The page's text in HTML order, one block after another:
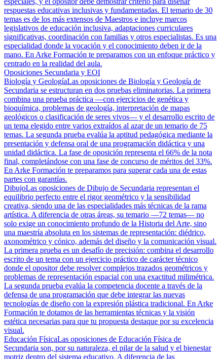
respuestas educativas inclusivas y fundamentadas. El temario de 30
temas es de los más extensos de Maestros e incluye marcos
legislativos de educación inclusiva, adaptaciones curriculares
significativas, coordinación con familias y otros especialistas. Es una
especialidad donde la vocación y el conocimiento deben ir de la
mano. En Arke Formación te preparamos con un enfoque práctico y
centrado en la realidad del aula.
Oposiciones Secundaria y EOI
Biología y GeologíaLas oposiciones de Biología y Geología de
Secundaria se estructuran en dos pruebas eliminatorias. La primera
combina una prueba práctica —con ejercicios de genética y
bioquímica, problemas de geología, interpretación de mapas
geológicos o clasificación de seres vivos— y el desarrollo escrito de
un tema elegido entre varios extraídos al azar de un temario de 75
temas. La segunda prueba evalúa la aptitud pedagógica mediante la
presentación y defensa oral de una programación didáctica y una
unidad didáctica. La fase de oposición representa el 66% de la nota
final, completándose con una fase de concurso de méritos del 33%.
En Arke Formación te preparamos para superar cada una de estas
partes con garantías.
DibujoLas oposiciones de Dibujo de Secundaria representan el
equilibrio perfecto entre el rigor geométrico y la sensibilidad
creativa, siendo una de las especialidades más técnicas de la rama
artística. A diferencia de otras áreas, su temario —72 temas— no
solo exige un conocimiento profundo de la Historia del Arte, sino
una maestría absoluta en los sistemas de representación: diédrico,
axonométrico y cónico, además del diseño y la comunicación visual.
La primera prueba es un desafío de precisión: combina el desarrollo
escrito de un tema con un ejercicio práctico de carácter técnico
donde el opositor debe resolver complejos trazados geométricos y
problemas de representación espacial con una exactitud milimétrica.
La segunda prueba evalúa la competencia docente a través de la
defensa de una programación que debe integrar las nuevas
tecnologías de diseño con la expresión plástica tradicional. En Arke
Formación te dotamos de las herramientas técnicas y la visión
estética necesarias para que tu propuesta destaque por su excelencia
visual.
Educación FísicaLas oposiciones de Educación Física de
Secundaria son, por su naturaleza, el pilar de la salud y el bienestar
motriz dentro del sistema educativo. A diferencia de las